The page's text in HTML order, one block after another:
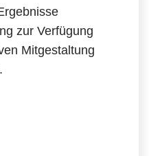
zur Verfügung
Mitgestaltung